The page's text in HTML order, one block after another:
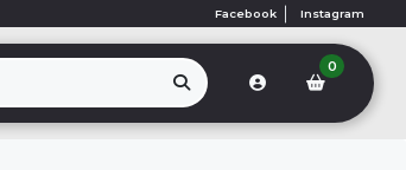
Facebook Instagram
0